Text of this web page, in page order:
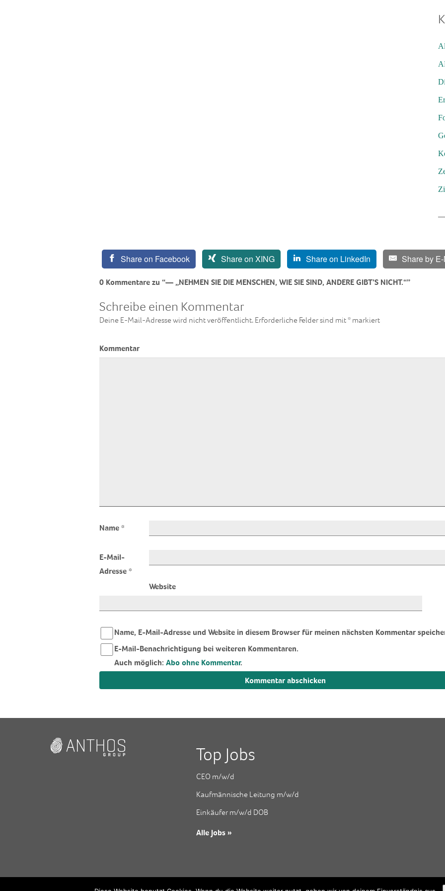
Share on Facebook Share on XING Share on LinkedIn Share by
0 Kommentare zu “— „NEHMEN SIE DIE MENSCHEN, WIE SIE SIND, ANDERE GIBT’S NICHT.“”
Schreibe einen Kommentar
Deine E-Mail-Adresse wird nicht veröffentlicht. Erforderliche Felder sind mit*markiert
Kommentar
Name *
E-Mail-
Adresse *
Website
Name, E-Mail-Adresse und Website in diesem Browser für meinen nächsten Kommentar
E-Mail-Benachrichtigung bei weiteren Kommentaren.
Auch möglich: Abo ohne Kommentar.
Top Jobs
CEO m/w/d
Kaufmännische Leitung m/w/d
Einkäufer m/w/d DOB
Alle Jobs »